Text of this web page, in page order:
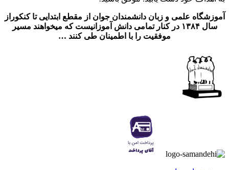
آموزشگاه علمی و زبان دانشمندان جوان از مقطع ابتدایی تا کنکوراز
سال ۱۳۸۴ در کنار تمامی دانش آموزانیست که میخواهند مسیر
موفقیت را با اطمینان طی کنند …